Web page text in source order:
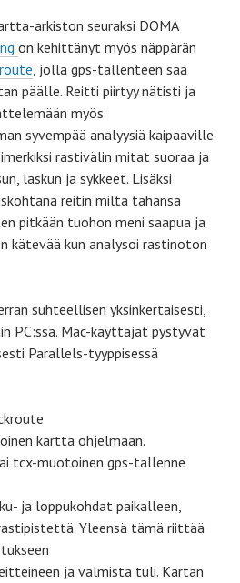
arkiston seuraksi DOMA
on kehittänyt myös näppärän
, jolla gps-tallenteen saa
päälle. Reitti piirtyy nätisti ja
myös
syvempää analyysiä kaipaaville
rastivälin mitat suoraa ja
laskun ja sykkeet. Lisäksi
reitin miltä tahansa
pitkään tuohon meni saapua ja
kätevää kun analysoi rastinoton
suhteellisen yksinkertaisesti,
PC:ssä. Mac-käyttäjät pystyvät
Parallels-tyyppisessä
kartta ohjelmaan.
tcx-muotoinen gps-tallenne
ja loppukohdat paikalleen,
Yleensä tämä riittää
ja valmista tuli. Kartan